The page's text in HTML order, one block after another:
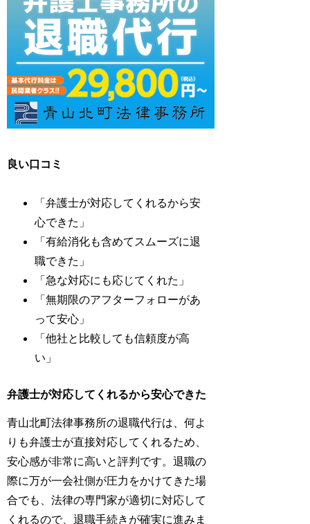
良い口コミ
「弁護士が対応してくれるから安
心できた」
「有給消化も含めてスムーズに退
職できた」
「急な対応にも応じてくれた」
「無期限のアフターフォローがあ
って安心」
「他社と比較しても信頼度が高
い」
弁護士が対応してくれるから安心できた
青山北町法律事務所の退職代行は、何よ
りも弁護士が直接対応してくれるため、
安心感が非常に高いと評判です。退職の
際に万が一会社側が圧力をかけてきた場
合でも、法律の専門家が適切に対応して
くれるので、退職手続きが確実に進みま